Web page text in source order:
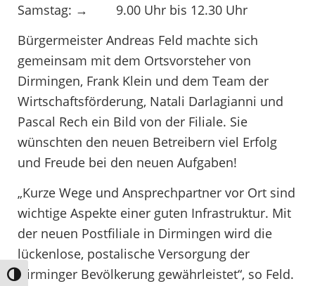
Umschalten auf hohe Kontraste
Samstag: → 9.00 Uhr bis 12.30 Uhr
Bürgermeister Andreas Feld machte sich
gemeinsam mit dem Ortsvorsteher von
Dirmingen, Frank Klein und dem Team der
Wirtschaftsförderung, Natali Darlagianni und
Pascal Rech ein Bild von der Filiale. Sie
wünschten den neuen Betreibern viel Erfolg
und Freude bei den neuen Aufgaben!
„Kurze Wege und Ansprechpartner vor Ort sind
wichtige Aspekte einer guten Infrastruktur. Mit
der neuen Postfiliale in Dirmingen wird die
lückenlose, postalische Versorgung der
Dirminger Bevölkerung gewährleistet“, so Feld.